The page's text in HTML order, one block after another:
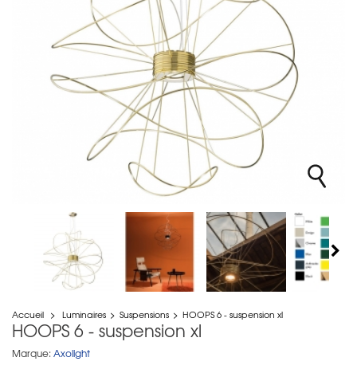
Accueil > Luminaires > Suspensions > HOOPS 6 - suspension xl
HOOPS 6 - suspension xl
Marque: Axolight